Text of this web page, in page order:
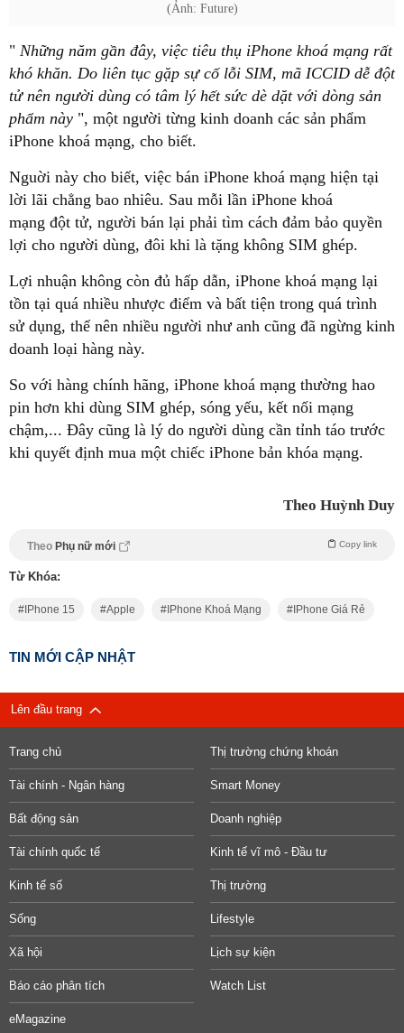
(Ảnh: Future)
" Những năm gần đây, việc tiêu thụ iPhone khoá mạng rất
khó khăn. Do liên tục gặp sự cố lỗi SIM, mã ICCID dễ đột
tử nên người dùng có tâm lý hết sức dè dặt với dòng sản
phẩm này ", một người từng kinh doanh các sản phẩm
iPhone khoá mạng, cho biết.
Nguời này cho biết, việc bán iPhone khoá mạng hiện tại
lời lãi chẳng bao nhiêu. Sau mỗi lần iPhone khoá
mạng đột tử, người bán lại phải tìm cách đảm bảo quyền
lợi cho người dùng, đôi khi là tặng không SIM ghép.
Lợi nhuận không còn đủ hấp dẫn, iPhone khoá mạng lại
tồn tại quá nhiều nhược điểm và bất tiện trong quá trình
sử dụng, thế nên nhiều người như anh cũng đã ngừng kinh
doanh loại hàng này.
So với hàng chính hãng, iPhone khoá mạng thường hao
pin hơn khi dùng SIM ghép, sóng yếu, kết nối mạng
chậm,... Đây cũng là lý do người dùng cần tỉnh táo trước
khi quyết định mua một chiếc iPhone bản khóa mạng.
Theo Huỳnh Duy
Theo Phụ nữ mới Copy link
Từ Khóa:
IPhone 15 Apple IPhone Khoá Mạng IPhone Giá Rẻ
TIN MỚI CẬP NHẬT
Lên đầu trang
Trang chủ Thị trường chứng khoán
Tài chính - Ngân hàng Smart Money
Bất động sản Doanh nghiệp
Tài chính quốc tế Kinh tế vĩ mô - Đầu tư
Kinh tế số Thị trường
Sống Lifestyle
Xã hội Lịch sự kiện
Báo cáo phân tích Watch List
eMagazine